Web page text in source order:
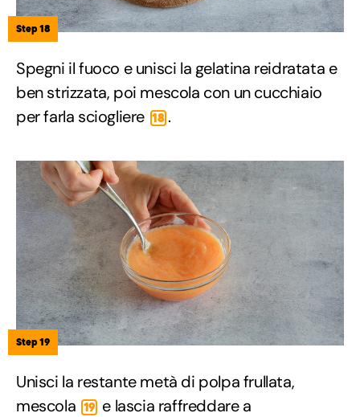
Step 18
Spegni il fuoco e unisci la gelatina reidratata e
ben strizzata, poi mescola con un cucchiaio
per farla sciogliere 18 .
Step 19
Unisci la restante metà di polpa frullata,
mescola 19 e lascia raffreddare a